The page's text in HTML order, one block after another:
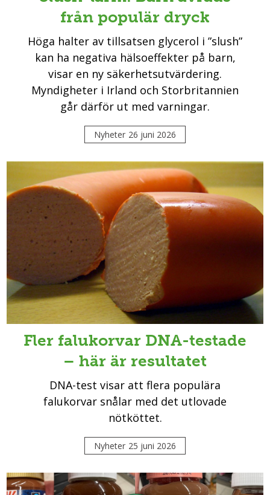
från populär dryck
Höga halter av tillsatsen glycerol i ”slush”
kan ha negativa hälsoeffekter på barn,
visar en ny säkerhetsutvärdering.
Myndigheter i Irland och Storbritannien
går därför ut med varningar.
Nyheter 26 juni 2026
Fler falukorvar DNA-testade
– här är resultatet
DNA-test visar att flera populära
falukorvar snålar med det utlovade
nötköttet.
Nyheter 25 juni 2026